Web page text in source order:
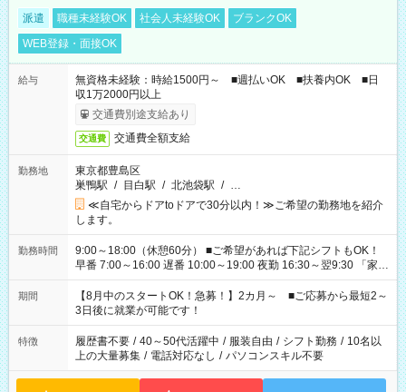
派遣 職種未経験OK 社会人未経験OK
ブランクOK
WEB登録・面接OK
給与
無資格未経験：時給1500円～ ■週払いOK ■扶養内OK ■日
収1万2000円以上
交通費別途支給あり
交通費 交通費全額支給
勤務地
東京都豊島区
巣鴨駅 / 目白駅 / 北池袋駅 / …
≪自宅からドアtoドアで30分以内！≫ご希望の勤務地を紹介
します。
勤務時間
9:00～18:00（休憩60分） ■ご希望があれば下記シフトもOK！
早番 7:00～16:00 遅番 10:00～19:00 夜勤 16:30～翌9:30 「家族
と休みを合わせたい」 「余裕を持って夕飯の準備がしたい」
「できれば残業はしたくない」 など、ご希望を教えてください
ね。 ※Wワーク希望の方へ 今ご覧のお仕事で希望する勤務時間
と、もう1つのお仕事の勤務時間。 合計で週40時間を超える場
合は応募できません。
期間
【8月中のスタートOK！急募！】2カ月～ ■ご応募から最短2～
3日後に就業が可能です！
特徴 履歴書不要 / 40～50代活躍中 / 服装自由 / シフト勤務 / 10名以
上の大量募集 / 電話対応なし / パソコンスキル不要